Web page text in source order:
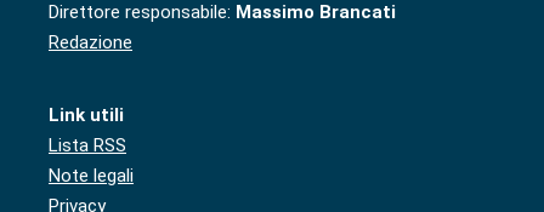
Direttore responsabile: Massimo Brancati
Redazione
Link utili
Lista RSS
Note legali
Privacy